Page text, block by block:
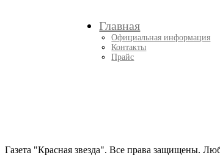
Главная
Официальная информация
Контакты
Прайс
Газета "Красная звезда". Все права защищены.